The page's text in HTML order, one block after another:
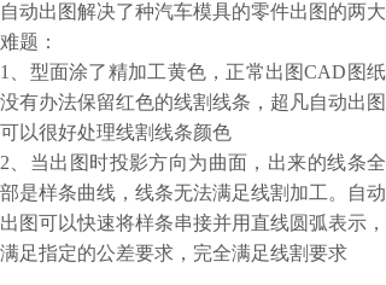
自动出图解决了种汽车模具的零件出图的两大
难题：
1、型面涂了精加工黄色，正常出图CAD图纸
没有办法保留红色的线割线条，超凡自动出图
可以很好处理线割线条颜色
2、当出图时投影方向为曲面，出来的线条全
部是样条曲线，线条无法满足线割加工。自动
出图可以快速将样条串接并用直线圆弧表示，
满足指定的公差要求，完全满足线割要求